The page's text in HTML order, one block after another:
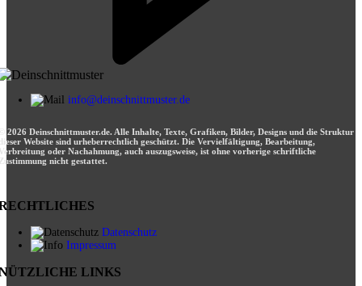
info@deinschnittmuster.de
2026 Deinschnittmuster.de. Alle Inhalte, Texte, Grafiken, Bilder, Designs und die Struktur
Website sind urheberrechtlich geschützt. Die Vervielfältigung, Bearbeitung,
oder Nachahmung, auch auszugsweise, ist ohne vorherige schriftliche
nicht gestattet.
Datenschutz
Impressum
LINKS